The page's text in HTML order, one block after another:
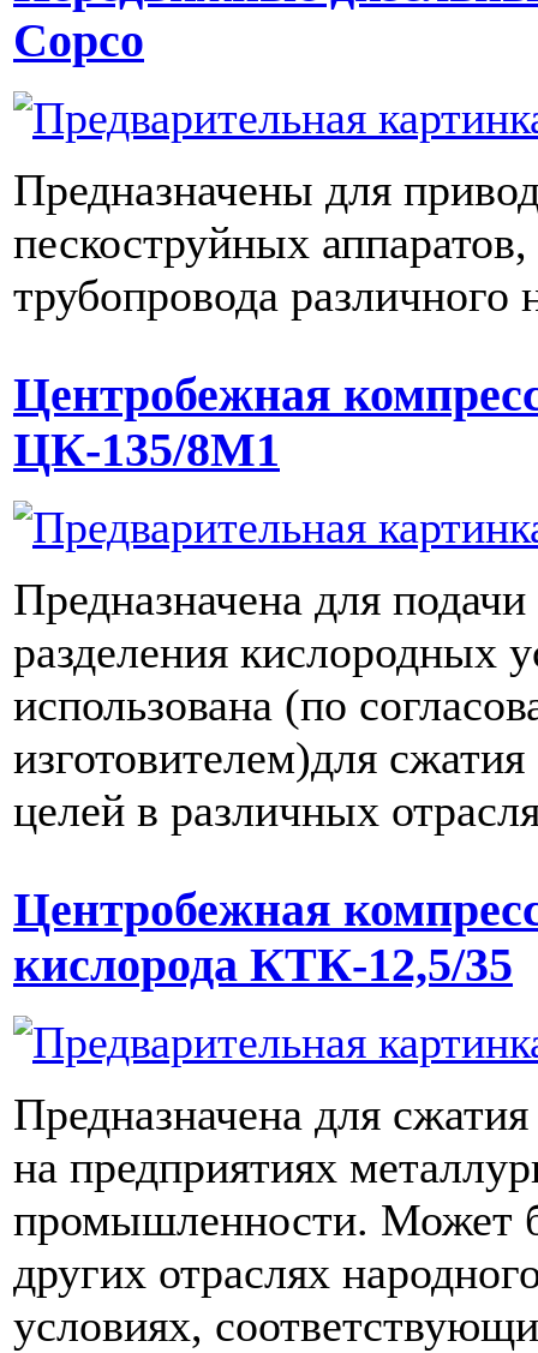
Copco
Предназначены для
пескоструйных
трубопровода различного
Центробежная
ЦК-135/8М1
Предназначена для
разделения кислородных
использована (по
изготовителем)для
целей в различных
Центробежная
кислорода КТК-12,5/35
Предназначена для
на предприятиях
промышленности. Может
других отраслях
условиях,